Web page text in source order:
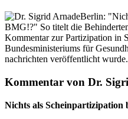
Berlin:
BMG!?" So titelt die
Kommentar zur Partizipation in
Bundesministeriums für
nachrichten veröffentlicht wurde.
Kommentar von Dr.
Nichts als Scheinpartizipation